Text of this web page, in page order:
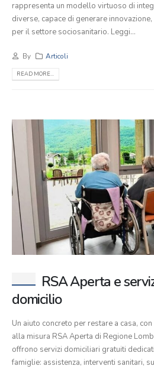
rappresenta un modello virtuoso di
diverse, capace di generare
per il settore sociosanitario. Leggi...
By Articoli
READ MORE...
RSA Aperta e
domicilio
Un aiuto concreto per restare a casa,
alla misura RSA Aperta di Regione
offrono servizi domiciliari gratuiti
famiglie: assistenza, interventi sanitari,